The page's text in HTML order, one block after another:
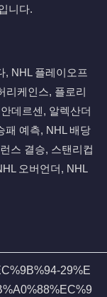
니다.
, NHL 플레이오프
리케인스, 플로리
데르센, 알렉산더
패 예측, NHL 배당
스 결승, 스탠리컵
오버언더, NHL
29%E